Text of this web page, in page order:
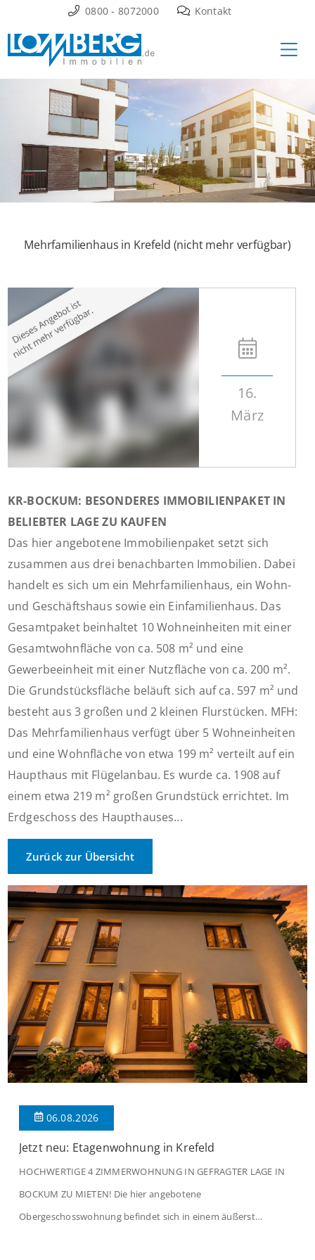
Inhalt
springen
0800 - 8072000 Kontakt
Mehrfamilienhaus in Krefeld (nicht mehr verfügbar)
16.
März
KR-BOCKUM: BESONDERES IMMOBILIENPAKET IN
BELIEBTER LAGE ZU KAUFEN
Das hier angebotene Immobilienpaket setzt sich
zusammen aus drei benachbarten Immobilien. Dabei
handelt es sich um ein Mehrfamilienhaus, ein Wohn-
und Geschäftshaus sowie ein Einfamilienhaus. Das
Gesamtpaket beinhaltet 10 Wohneinheiten mit einer
Gesamtwohnfläche von ca. 508 m² und eine
Gewerbeeinheit mit einer Nutzfläche von ca. 200 m².
Die Grundstücksfläche beläuft sich auf ca. 597 m² und
besteht aus 3 großen und 2 kleinen Flurstücken. MFH:
Das Mehrfamilienhaus verfügt über 5 Wohneinheiten
und eine Wohnfläche von etwa 199 m² verteilt auf ein
Haupthaus mit Flügelanbau. Es wurde ca. 1908 auf
einem etwa 219 m² großen Grundstück errichtet. Im
Erdgeschoss des Haupthauses...
Zurück zur Übersicht
06.08.2026
Jetzt neu: Etagenwohnung in Krefeld
HOCHWERTIGE 4 ZIMMERWOHNUNG IN GEFRAGTER LAGE IN
BOCKUM ZU MIETEN! Die hier angebotene
Obergeschosswohnung befindet sich in einem äußerst